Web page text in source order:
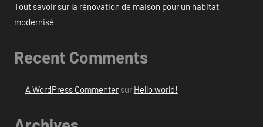
Tout savoir sur la rénovation de maison pour un habitat
modernisé
Recent Comments
A WordPress Commentersur Hello world!